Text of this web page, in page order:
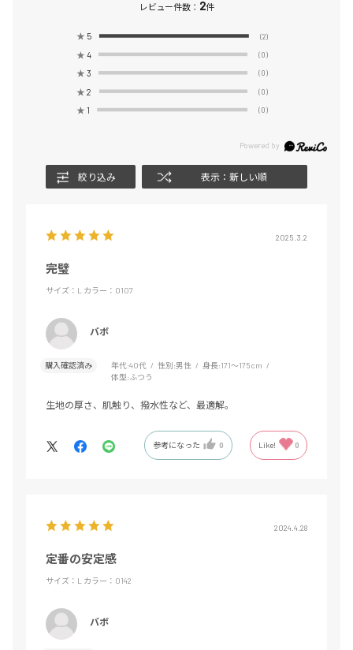
レビュー件数： 2件
★ 5 (2)
★ 4 (0)
★ 3 (0)
★ 2 (0)
★ 1 (0)
絞り込み 表示：新しい順
2025.3.2
完璧
サイズ：L カラー：0107
バボ
購入確認済み 年代:40代 性別:男性 身長:171～175cm
体型:ふつう
生地の厚さ、肌触り、撥水性など、最適解。
参考になった 0 Like! 0
2024.4.28
定番の安定感
サイズ：L カラー：0142
バボ